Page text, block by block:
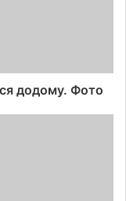
додому. Фото